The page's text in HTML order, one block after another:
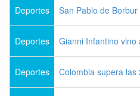
Deportes San Pablo de
Deportes Gianni Infantino
Deportes Colombia supera